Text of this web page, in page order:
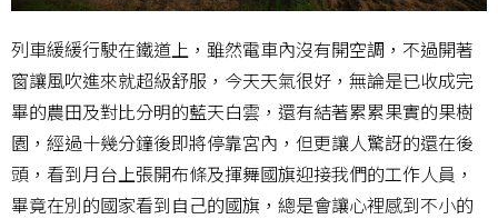
列車緩緩行駛在鐵道上，雖然電車內沒有開空調，不過開著
窗讓風吹進來就超級舒服，今天天氣很好，無論是已收成完
畢的農田及對比分明的藍天白雲，還有結著累累果實的果樹
園，經過十幾分鐘後即將停靠宮內，但更讓人驚訝的還在後
頭，看到月台上張開布條及揮舞國旗迎接我們的工作人員，
畢竟在別的國家看到自己的國旗，總是會讓心裡感到不小的